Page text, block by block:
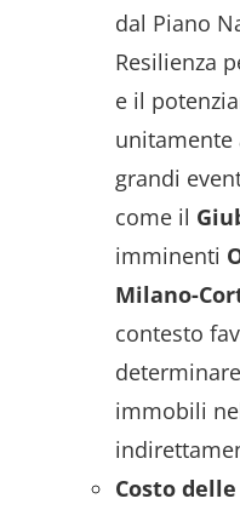
dal Piano
Resilienza
e il
unitamente
grandi
come il
imminenti
Milano-
contesto
immobili
Costo